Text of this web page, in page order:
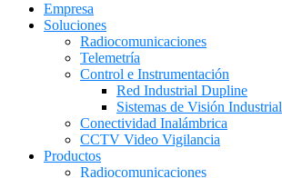
Empresa
Soluciones
Radiocomunicaciones
Telemetría
Control e Instrumentación
Red Industrial Dupline
Sistemas de Visión Industrial
Conectividad Inalámbrica
CCTV Video Vigilancia
Productos
Radiocomunicaciones